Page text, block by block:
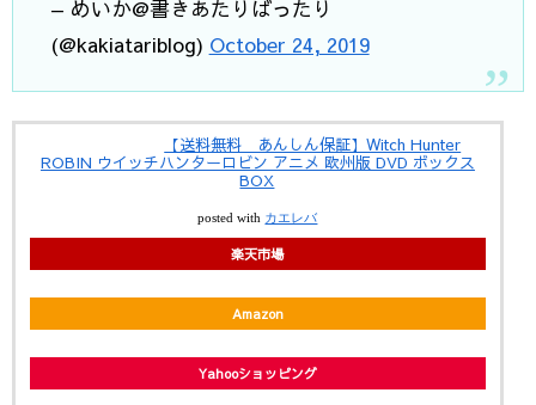
— めいか@書きあたりばったり
(@kakiatariblog) October 24, 2019
【送料無料 あんしん保証】Witch Hunter
ROBIN ウイッチハンターロビン アニメ 欧州版 DVD ボックス
BOX
posted with カエレバ
楽天市場
Amazon
Yahooショッピング